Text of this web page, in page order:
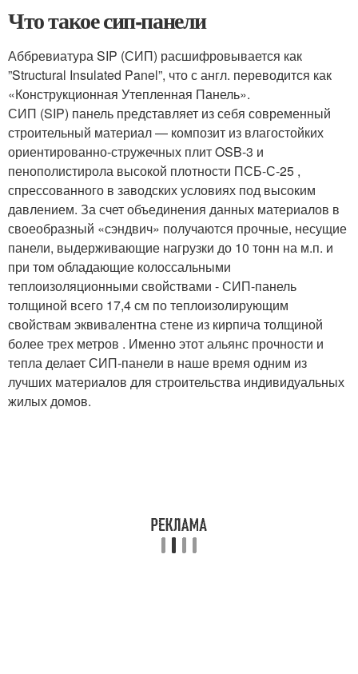
Что такое сип-панели
Аббревиатура SIP (СИП) расшифровывается как
”Structural Insulated Panel”, что с англ. переводится как
«Конструкционная Утепленная Панель».
СИП (SIP) панель представляет из себя современный
строительный материал — композит из влагостойких
ориентированно-стружечных плит OSB-3 и
пенополистирола высокой плотности ПСБ-С-25 ,
спрессованного в заводских условиях под высоким
давлением. За счет объединения данных материалов в
своеобразный «сэндвич» получаются прочные, несущие
панели, выдерживающие нагрузки до 10 тонн на м.п. и
при том обладающие колоссальными
теплоизоляционными свойствами - СИП-панель
толщиной всего 17,4 см по теплоизолирующим
свойствам эквивалентна стене из кирпича толщиной
более трех метров . Именно этот альянс прочности и
тепла делает СИП-панели в наше время одним из
лучших материалов для строительства индивидуальных
жилых домов.